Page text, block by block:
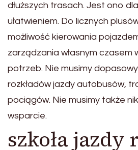
dłuższych trasach. Jest ono
ułatwieniem. Do licznych
możliwość kierowania
zarządzania własnym czasem
potrzeb. Nie musimy
rozkładów jazdy autobusów,
pociągów. Nie musimy także
wsparcie.
szkoła jazdy